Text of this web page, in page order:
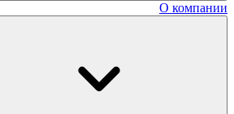
О компании